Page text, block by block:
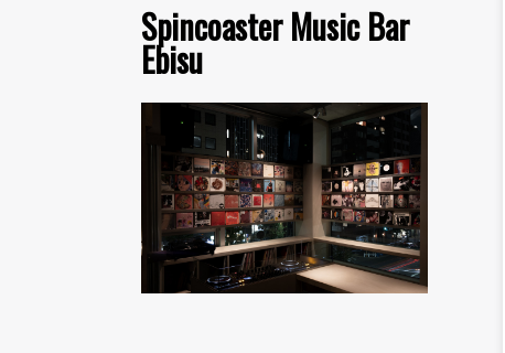
Spincoaster Music Bar
Ebisu